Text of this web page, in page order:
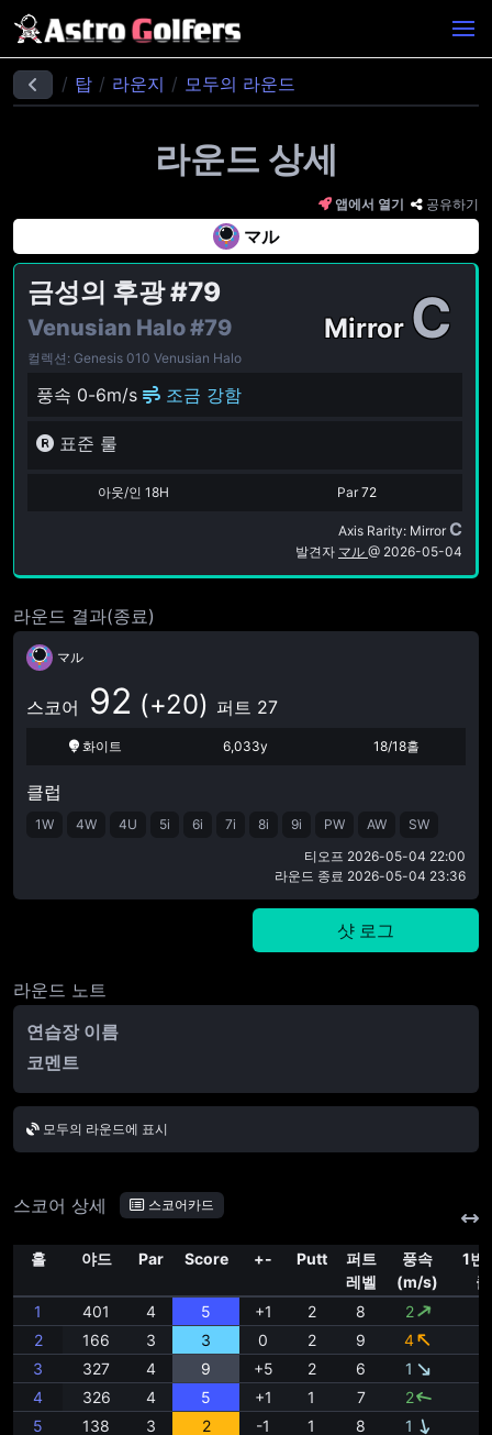
탑 라운지 모두의 라운드
라운드 상세
앱에서 열기 공유하기
マル
금성의 후광#79
Venusian Halo#79 MirrorC
컬렉션: Genesis 010 Venusian Halo
풍속 0-6m/s 조금 강함
표준 룰
아웃/인 18H Par72
Axis Rarity: Mirror C
발견자 マル @ 2026-05-04
라운드 결과(종료)
マル
스코어 92 (+20) 퍼트 27
화이트 6,033y 18/18홀
클럽
1W 4W 4U 5i 6i 7i 8i 9i PW AW
SW
티오프 2026-05-04 22:00
라운드 종료 2026-05-04 23:36
샷 로그
라운드 노트
연습장 이름
코멘트
모두의 라운드에 표시
스코어 상세 스코어카드
홀 야드 Par Score +- Putt
퍼트
레벨
풍속
(m/s)
1번
1
401 4 5 +1 2 8 2
2
166 3 3 0 2 9 4
3
327 4 9 +5 2 6 1
4
326 4 5 +1 1 7 2
5
138 3 2 -1 1 8 1